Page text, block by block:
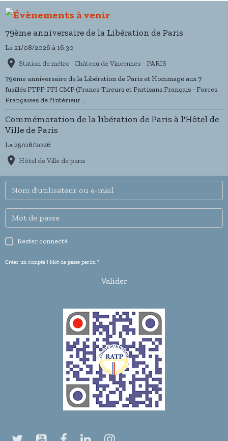
79ème anniversaire de la Libération de Paris
Le 21/08/2026 à 16:30
Station de métro : Château de Vincennes - PARIS
79ème anniversaire de la Libération de Paris et Hommage aux 7
fusillés FTPF-FFI CMP (Francs-Tireurs et Partisans Français - Forces
Françaises de l'Intèrieur ...
Commémoration de la libération de Paris à l'Hôtel de
Ville de Paris
Le 25/08/2026
Hôtel de Ville de paris
Rester connecté
Créer un compte | Mot de passe perdu ?
Valider